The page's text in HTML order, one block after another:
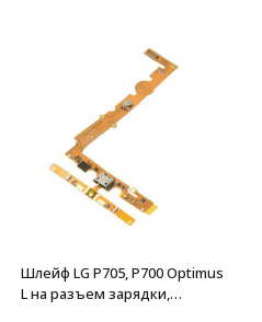
Шлейф LG P705, P700 Optimus
L на разъем зарядки,